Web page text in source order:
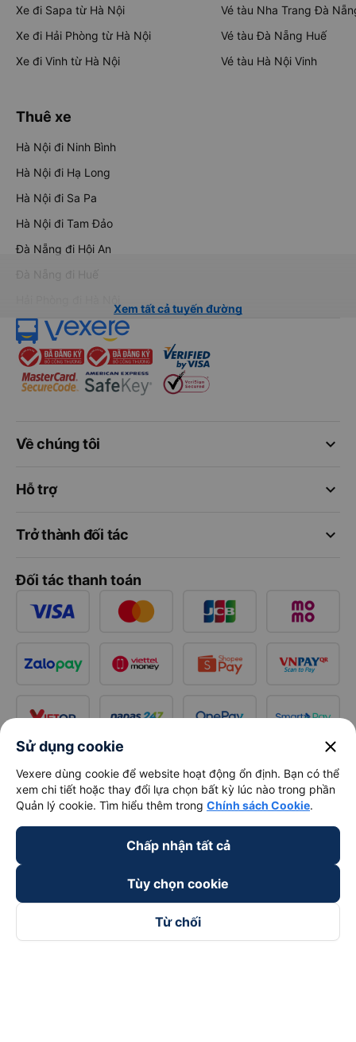
Xe đi Sapa từ Hà Nội
Xe đi Hải Phòng từ Hà Nội
Xe đi Vinh từ Hà Nội
Vé tàu Nha Trang Đà
Vé tàu Đà Nẵng Huế
Vé tàu Hà Nội Vinh
Thuê xe
Hà Nội đi Ninh Bình
Hà Nội đi Hạ Long
Hà Nội đi Sa Pa
Hà Nội đi Tam Đảo
Đà Nẵng đi Hội An
Đà Nẵng đi Huế
Xem tất cả tuyến đường
keyboard_arrow_down
Về chúng tôi
keyboard_arrow_down
Hỗ trợ
keyboard_arrow_down
Trở thành đối tác
Đối tác thanh toán
Theo dõi chúng tôi trên
Sử dụng cookie close
Vexere dùng cookie để website hoạt động ổn định. Bạn có thể
xem chi tiết hoặc thay đổi lựa chọn bất kỳ lúc nào trong phần
Quản lý cookie. Tìm hiểu thêm trong Chính sách Cookie.
Chấp nhận tất cả
Tùy chọn cookie
Từ chối